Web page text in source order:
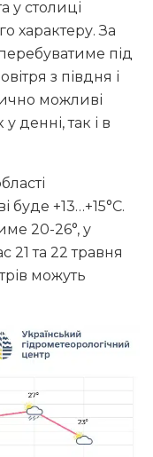
у столиці
характеру. За
під
з півдня і
можливі
денні, так і в
буде +13…+15°С.
20-26°, у
21 та 22 травня
можуть